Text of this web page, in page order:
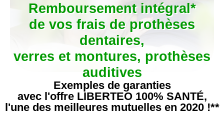
Remboursement intégral*
de vos frais de prothèses
dentaires,
verres et montures, prothèses
auditives
Exemples de garanties
avec l'offre LIBERTEO 100% SANTÉ,
l'une des meilleures mutuelles en 2020 !**